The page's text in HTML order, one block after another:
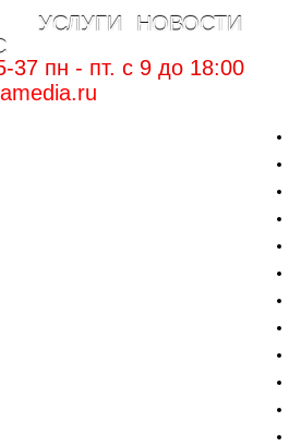
УСЛУГИ
НОВОСТИ
37 пн - пт. c 9 до 18:00